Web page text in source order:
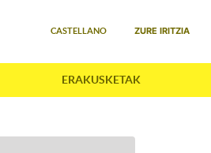
CASTELLANO ZURE IRITZIA
ERAKUSKETAK